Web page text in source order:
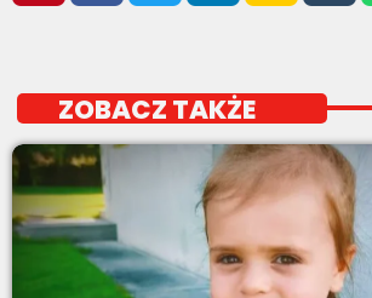
ZOBACZ TAKŻE